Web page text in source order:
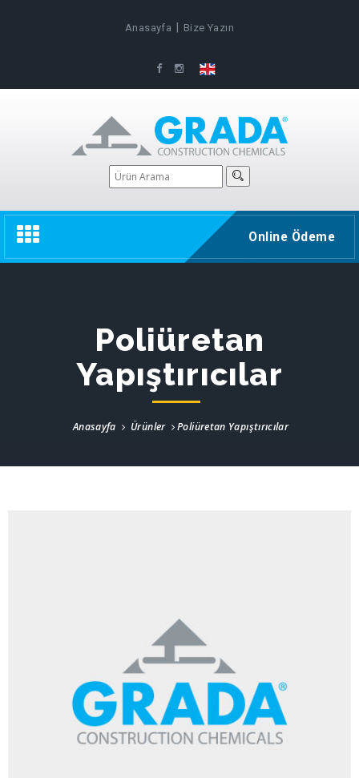
Anasayfa Bize Yazın
Toggle
navigation
Online Ödeme
Poliüretan
Yapıştırıcılar
Anasayfa Ürünler Poliüretan Yapıştırıcılar